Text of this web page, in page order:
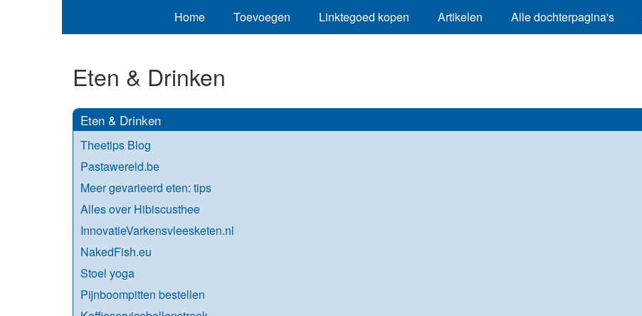
Home Toevoegen Linktegoed kopen Artikelen Alle dochterpagina's
Eten & Drinken
Eten & Drinken
Theetips Blog
Pastawereld.be
Meer gevarieerd eten: tips
Alles over Hibiscusthee
InnovatieVarkensvleesketen.nl
NakedFish.eu
Stoel yoga
Pijnboompitten bestellen